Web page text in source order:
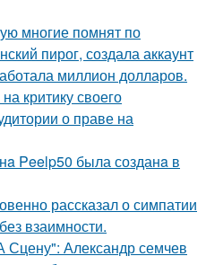
многие помнят по
пирог, создала аккаунт
миллион долларов.
критику своего
о праве на
Peelp50 была созданa в
рассказал о симпатии
взаимности.
Александр семчев